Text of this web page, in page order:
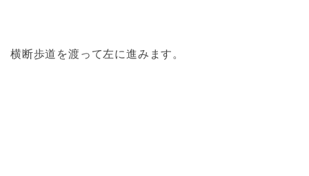
横断歩道を渡って左に進みます。